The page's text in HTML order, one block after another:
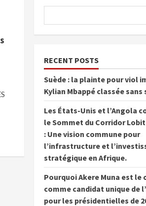
RECENT POSTS
Suède : la plainte pour viol
Kylian Mbappé classée sans
Les États-Unis et l’Angola
le Sommet du Corridor
: Une vision commune pour
l’infrastructure et
stratégique en Afrique.
Pourquoi Akere Muna est le
comme candidat unique de
pour les présidentielles de